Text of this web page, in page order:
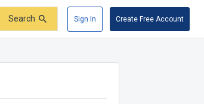
Search Sign In Create Free Account